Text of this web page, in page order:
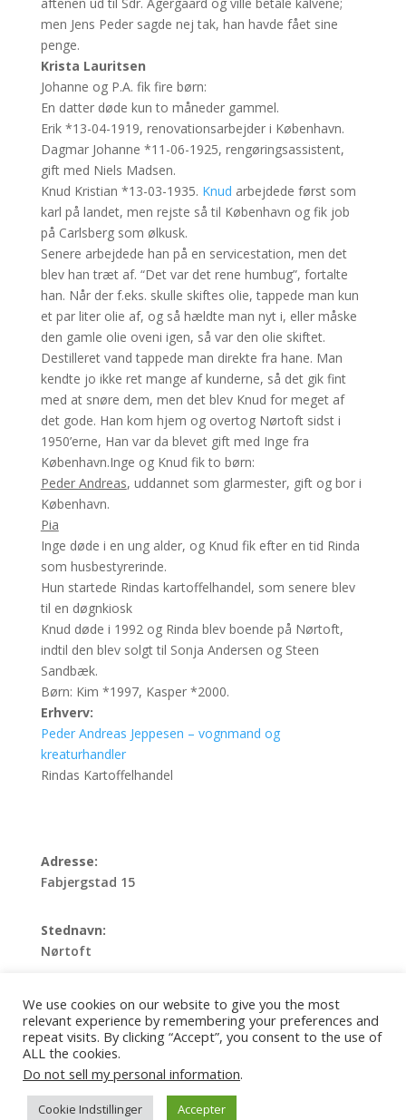
men Jens Peder sagde nej tak, han havde fået sine
penge.
Krista Lauritsen
Johanne og P.A. fik fire børn:
En datter døde kun to måneder gammel.
Erik *13-04-1919, renovationsarbejder i København.
Dagmar Johanne *11-06-1925, rengøringsassistent,
gift med Niels Madsen.
Knud Kristian *13-03-1935. Knud arbejdede først som
karl på landet, men rejste så til København og fik job
på Carlsberg som ølkusk.
Senere arbejdede han på en servicestation, men det
blev han træt af. “Det var det rene humbug”, fortalte
han. Når der f.eks. skulle skiftes olie, tappede man kun
et par liter olie af, og så hældte man nyt i, eller måske
den gamle olie oveni igen, så var den olie skiftet.
Destilleret vand tappede man direkte fra hane. Man
kendte jo ikke ret mange af kunderne, så det gik fint
med at snøre dem, men det blev Knud for meget af
det gode. Han kom hjem og overtog Nørtoft sidst i
1950’erne, Han var da blevet gift med Inge fra
København.Inge og Knud fik to børn:
Peder Andreas, uddannet som glarmester, gift og bor i
København.
Pia
Inge døde i en ung alder, og Knud fik efter en tid Rinda
som husbestyrerinde.
Hun startede Rindas kartoffelhandel, som senere blev
til en døgnkiosk
Knud døde i 1992 og Rinda blev boende på Nørtoft,
indtil den blev solgt til Sonja Andersen og Steen
Sandbæk.
Børn: Kim *1997, Kasper *2000.
Erhverv:
Peder Andreas Jeppesen – vognmand og
kreaturhandler
Rindas Kartoffelhandel
Adresse:
Fabjergstad 15
Stednavn:
Nørtoft
Matrikelnummer:
Matrikelnr.: 18l
We use cookies on our website to give you the most
relevant experience by remembering your preferences and
repeat visits. By clicking “Accept”, you consent to the use of
ALL the cookies.
Do not sell my personal information.
Cookie Indstillinger Accepter